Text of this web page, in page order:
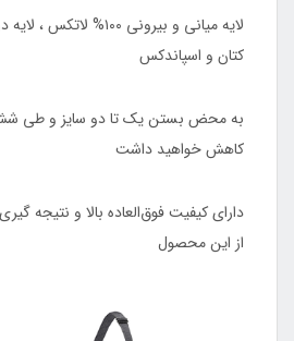
لایه میانی و بیرونی
کتان و اسپاندکس
به محض بستن یک تا دو سایز و طی
کاهش خواهید داشت
دارای کیفیت فوق‌العاده بالا و نتیجه
از این محصول